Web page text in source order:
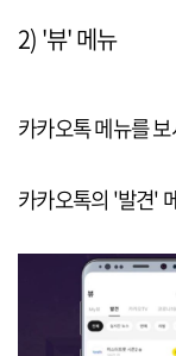
2) '뷰' 메뉴
카카오톡 메뉴를
카카오톡의 '발견'